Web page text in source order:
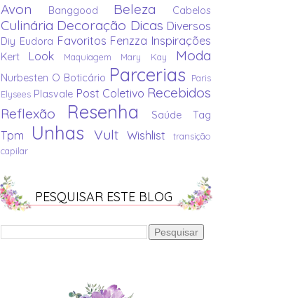
Avon Banggood Beleza Cabelos
Culinária Decoração Dicas Diversos
Diy Eudora Favoritos Fenzza Inspirações
Kert Look Maquiagem Mary Kay Moda
Nurbesten O Boticário Parcerias
Paris
Elysees Plasvale Post Coletivo Recebidos
Reflexão
Resenha Saúde Tag
Tpm Unhas Vult Wishlist
transição
capilar
PESQUISAR ESTE BLOG